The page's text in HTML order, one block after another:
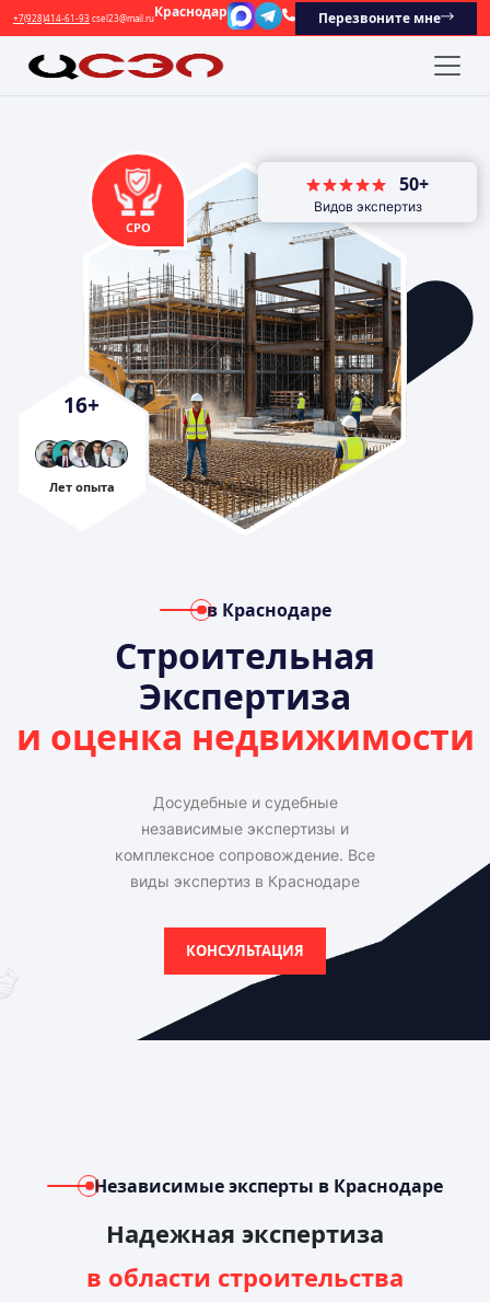
+7(928)414-61-93 csel23@mail.ruКраснодар Перезвоните мне
в Краснодаре
Строительная
Экспертиза
и оценка недвижимости
Досудебные и судебные
независимые экспертизы и
комплексное сопровождение. Все
виды экспертиз в Краснодаре
КОНСУЛЬТАЦИЯ
16+
Лет опыта
СРО
50+
Видов экспертиз
Независимые эксперты в Краснодаре
Надежная экспертиза
в области строительства